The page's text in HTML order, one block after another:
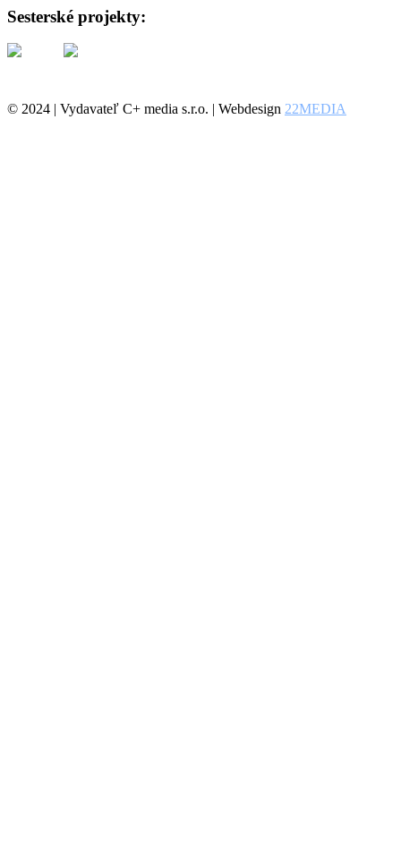
Sesterské projekty:
© 2024 | Vydavateľ C+ media s.r.o. | Webdesign 22MEDIA